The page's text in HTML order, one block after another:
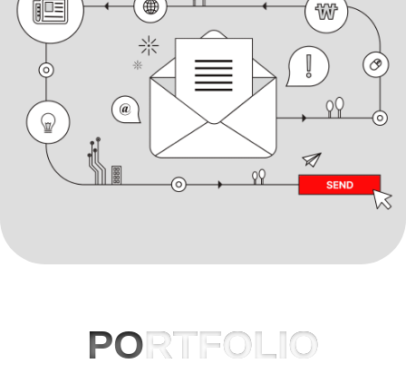
PORTFOLIO